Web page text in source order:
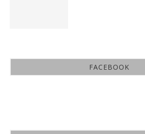
FACEBOOK